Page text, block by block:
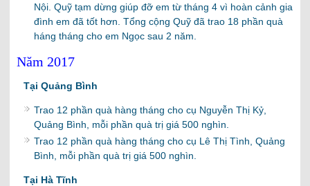
Nội. Quỹ tạm dừng giúp đỡ em từ tháng 4 vì hoàn cảnh gia
đình em đã tốt hơn. Tổng cộng Quỹ đã trao 18 phần quà
háng tháng cho em Ngọc sau 2 năm.
Năm 2017
Tại Quảng Bình
Trao 12 phần quà hàng tháng cho cụ Nguyễn Thị Kỷ,
Quảng Bình, mỗi phần quà trị giá 500 nghìn.
Trao 12 phần quà hàng tháng cho cụ Lê Thị Tình, Quảng
Bình, mỗi phần quà trị giá 500 nghìn.
Tại Hà Tĩnh